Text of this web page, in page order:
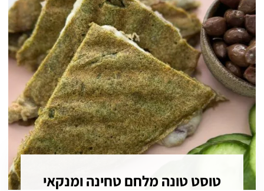
טוסט טונה מלחם טחינה ומנקאי